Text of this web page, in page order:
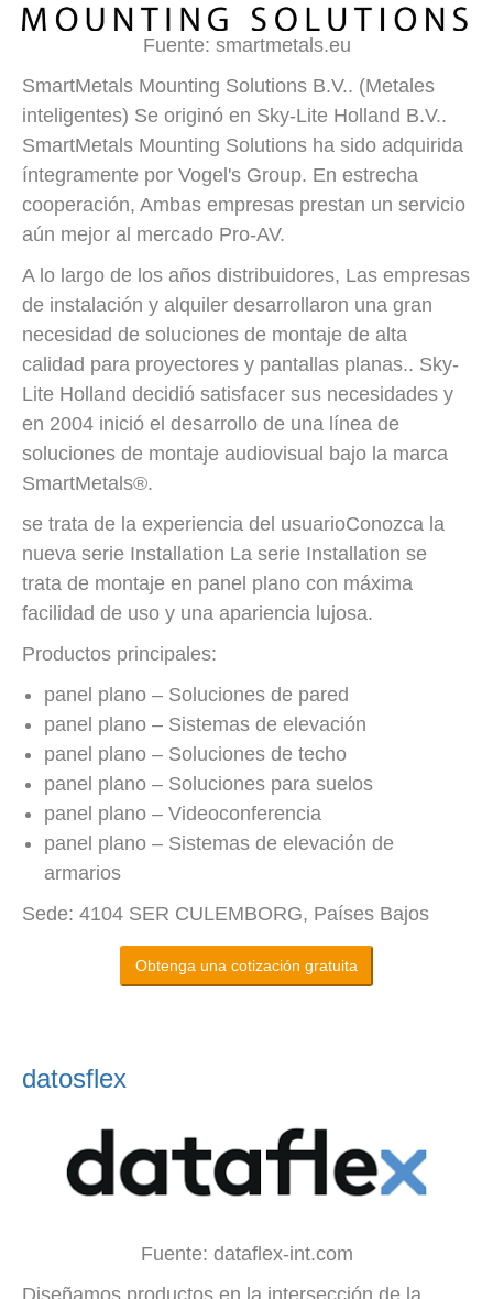
Fuente: smartmetals.eu
SmartMetals Mounting Solutions B.V.. (Metales
inteligentes) Se originó en Sky-Lite Holland B.V..
SmartMetals Mounting Solutions ha sido adquirida
íntegramente por Vogel's Group. En estrecha
cooperación, Ambas empresas prestan un servicio
aún mejor al mercado Pro-AV.
A lo largo de los años distribuidores, Las empresas
de instalación y alquiler desarrollaron una gran
necesidad de soluciones de montaje de alta
calidad para proyectores y pantallas planas.. Sky-
Lite Holland decidió satisfacer sus necesidades y
en 2004 inició el desarrollo de una línea de
soluciones de montaje audiovisual bajo la marca
SmartMetals®.
se trata de la experiencia del usuario​Conozca la
nueva serie Installation La serie Installation se
trata de montaje en panel plano con máxima
facilidad de uso y una apariencia lujosa.
Productos principales:
panel plano – Soluciones de pared
panel plano – Sistemas de elevación
panel plano – Soluciones de techo
panel plano – Soluciones para suelos
panel plano – Videoconferencia
panel plano – Sistemas de elevación de
armarios
Sede: 4104 SER CULEMBORG, Países Bajos
Obtenga una cotización gratuita
datosflex
Fuente: dataflex-int.com